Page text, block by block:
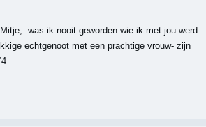
was ik nooit geworden wie ik met jou werd
echtgenoot met een prachtige vrouw- zijn
…